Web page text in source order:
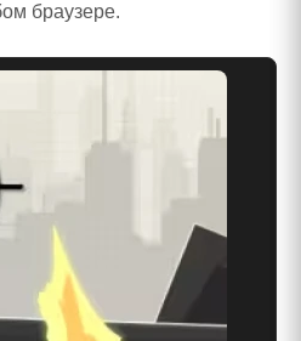
браузере.